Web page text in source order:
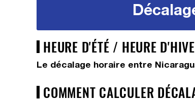
HEURE D'ÉTÉ / HEURE
Le décalage horaire entre
COMMENT CALCULER